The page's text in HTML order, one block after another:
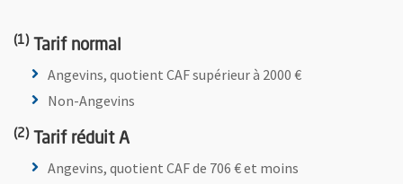
(1)Tarif normal
Angevins, quotient CAF supérieur à 2000 €
Non-Angevins
(2)Tarif réduit A
Angevins, quotient CAF de 706 € et moins